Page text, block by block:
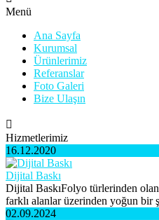
Menü
Ana Sayfa
Kurumsal
Ürünlerimiz
Referanslar
Foto Galeri
Bize Ulaşın
Hizmetlerimiz
16.12.2020
Dijital Baskı
Dijital BaskıFolyo türlerinden
farklı alanlar üzerinden yoğun bir
02.09.2024